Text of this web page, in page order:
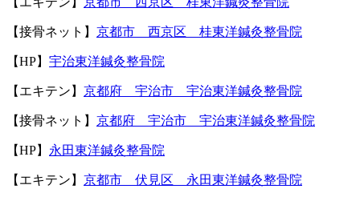
【接骨ネット】 京都市 西京区 桂東洋鍼灸整骨院
【HP】 宇治東洋鍼灸整骨院
【エキテン】 京都府 宇治市 宇治東洋鍼灸整骨院
【接骨ネット】 京都府 宇治市 宇治東洋鍼灸整骨院
【HP】 永田東洋鍼灸整骨院
【エキテン】 京都市 伏見区 永田東洋鍼灸整骨院